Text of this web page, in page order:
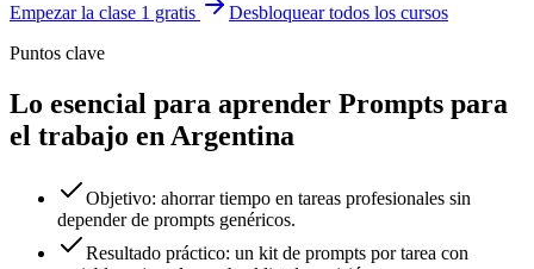
Empezar la clase 1 gratis
Desbloquear todos los cursos
Puntos clave
Lo esencial para aprender Prompts para
el trabajo en Argentina
Objetivo: ahorrar tiempo en tareas profesionales sin
depender de prompts genéricos.
Resultado práctico: un kit de prompts por tarea con